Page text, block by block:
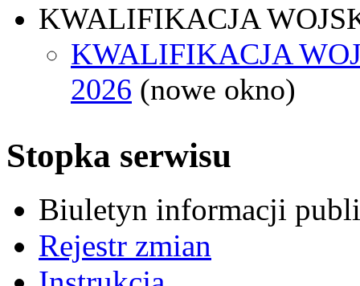
KWALIFIKACJA
KWALIFIKACJA
2026 (nowe okno)
Stopka serwisu
Biuletyn informacji
Rejestr zmian